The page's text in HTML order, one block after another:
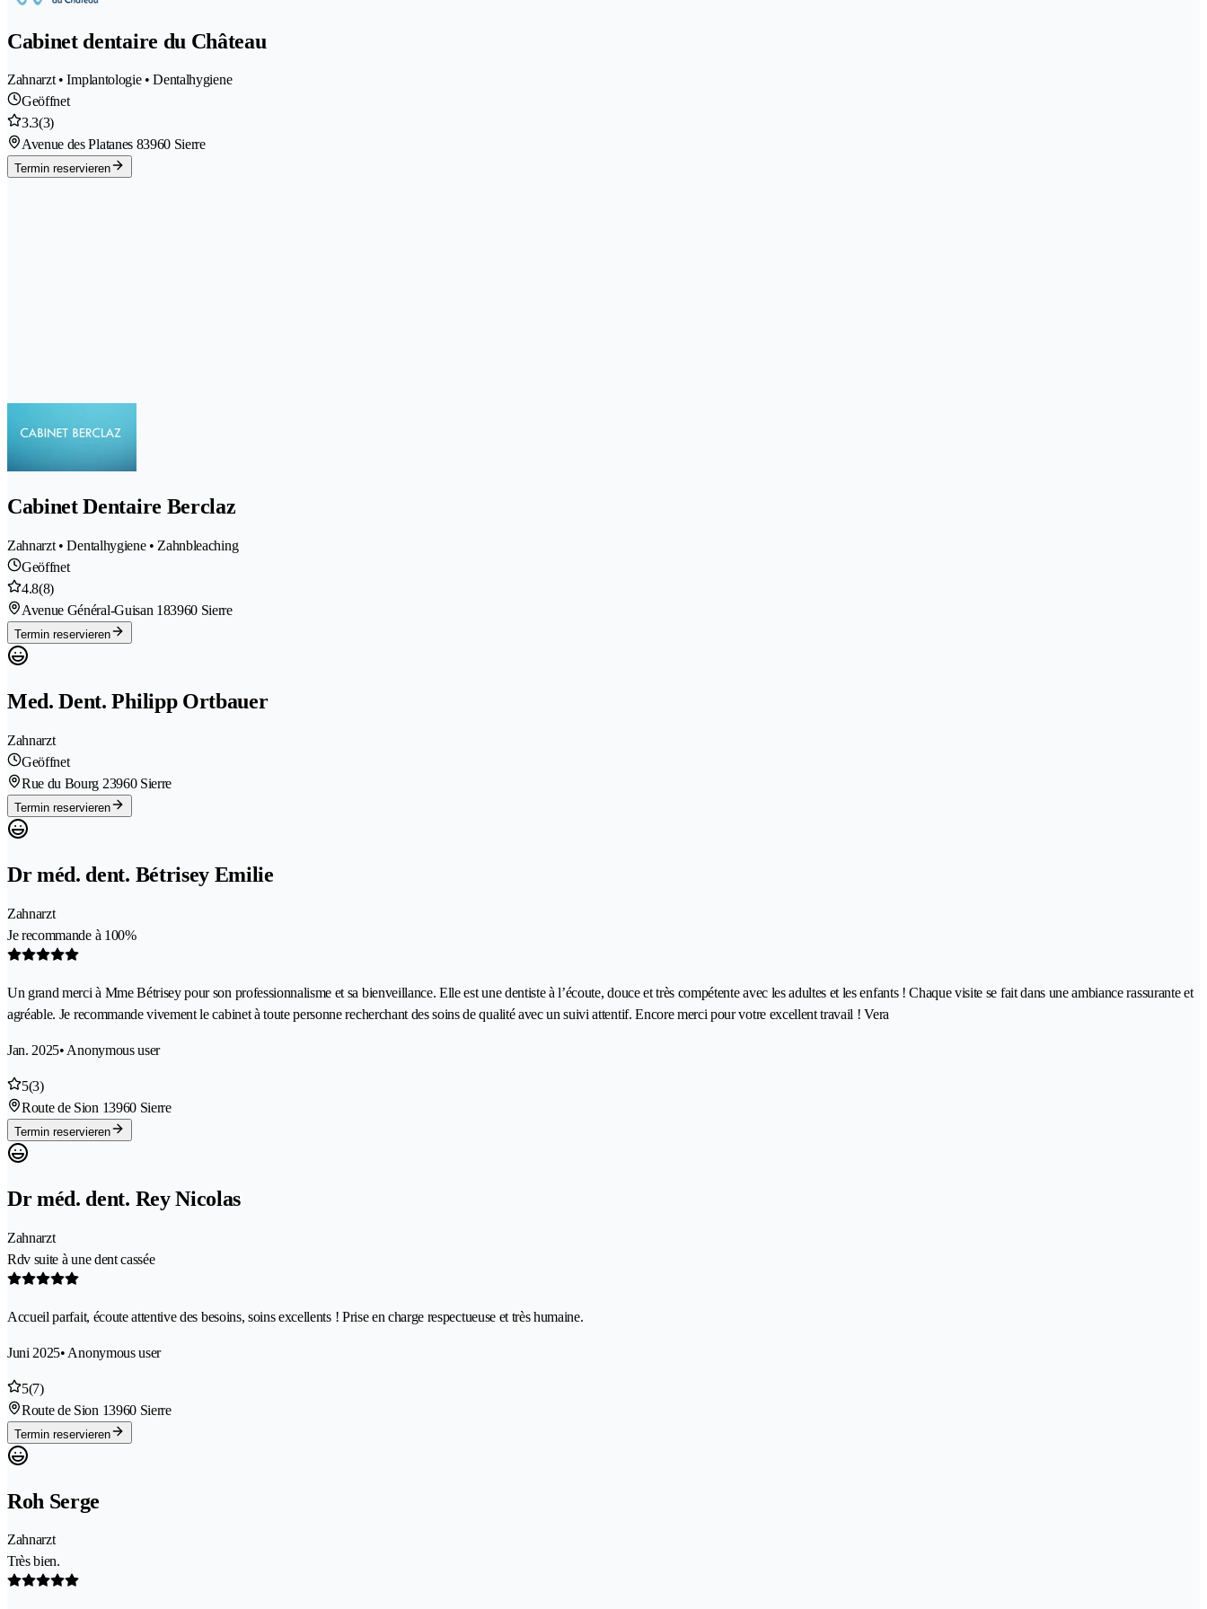
Cabinet dentaire du Château
Zahnarzt • Implantologie • Dentalhygiene
Geöffnet
3.3(3)
Avenue des Platanes 83960 Sierre
Termin reservieren
Cabinet Dentaire Berclaz
Zahnarzt • Dentalhygiene • Zahnbleaching
Geöffnet
4.8(8)
Avenue Général-Guisan 183960 Sierre
Termin reservieren
Med. Dent. Philipp Ortbauer
Zahnarzt
Geöffnet
Rue du Bourg 23960 Sierre
Termin reservieren
Dr méd. dent. Bétrisey Emilie
Zahnarzt
Je recommande à 100%
Un grand merci à Mme Bétrisey pour son professionnalisme et sa bienveillance. Elle est une dentiste à l’écoute, douce et très compétente avec les adultes et les enfants ! Chaque visite se fait dans une ambiance rassurante et
agréable. Je recommande vivement le cabinet à toute personne recherchant des soins de qualité avec un suivi attentif. Encore merci pour votre excellent travail ! Vera
Jan. 2025• Anonymous user
5(3)
Route de Sion 13960 Sierre
Termin reservieren
Dr méd. dent. Rey Nicolas
Zahnarzt
Rdv suite à une dent cassée
Accueil parfait, écoute attentive des besoins, soins excellents ! Prise en charge respectueuse et très humaine.
Juni 2025• Anonymous user
5(7)
Route de Sion 13960 Sierre
Termin reservieren
Roh Serge
Zahnarzt
Très bien.